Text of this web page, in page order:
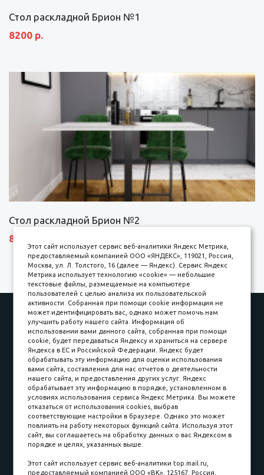
Стол раскладной Брион №1
8200 р.
Стол раскладной Брион №2
8690 р.
Наши работы
Оплата
Доставка и сборка
Гарантии
Карьера в компании
Контакты
Принимаем к оплате
Наличные
пл. Соляная, 6, стр. 16
Этот сайт использует сервис веб-аналитики Яндекс Метрика,
предоставляемый компанией ООО «ЯНДЕКС», 119021, Россия,
Москва, ул. Л. Толстого, 16 (далее — Яндекс). Сервис Яндекс
Метрика использует технологию «cookie» — небольшие
текстовые файлы, размещаемые на компьютере
пользователей с целью анализа их пользовательской
активности. Собранная при помощи cookie информация не
может идентифицировать вас, однако может помочь нам
улучшить работу нашего сайта. Информация об
использовании вами данного сайта, собранная при помощи
cookie, будет передаваться Яндексу и храниться на сервере
Яндекса в ЕС и Российской Федерации. Яндекс будет
обрабатывать эту информацию для оценки использования
вами сайта, составления для нас отчетов о деятельности
нашего сайта, и предоставления других услуг. Яндекс
обрабатывает эту информацию в порядке, установленном в
условиях использования сервиса Яндекс Метрика. Вы можете
отказаться от использования cookies, выбрав
соответствующие настройки в браузере. Однако это может
повлиять на работу некоторых функций сайта. Используя этот
сайт, вы соглашаетесь на обработку данных о вас Яндексом в
порядке и целях, указанных выше.
Этот сайт использует сервис веб-аналитики top.mail.ru,
предоставляемый компанией ООО «ВК», 125167, Россия,